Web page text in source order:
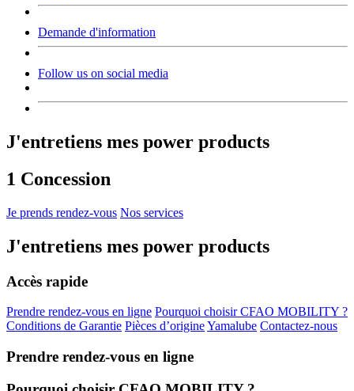
Demande d'information
Follow us on social media
J'entretiens mes power products
1 Concession
Je prends rendez-vous Nos services
J'entretiens mes power products
Accès rapide
Prendre rendez-vous en ligne Pourquoi choisir CFAO MOBILITY ?
Conditions de Garantie Pièces d’origineYamalube Contactez-nous
Prendre rendez-vous en ligne